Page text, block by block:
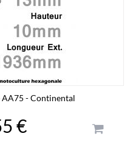
- Continental
€